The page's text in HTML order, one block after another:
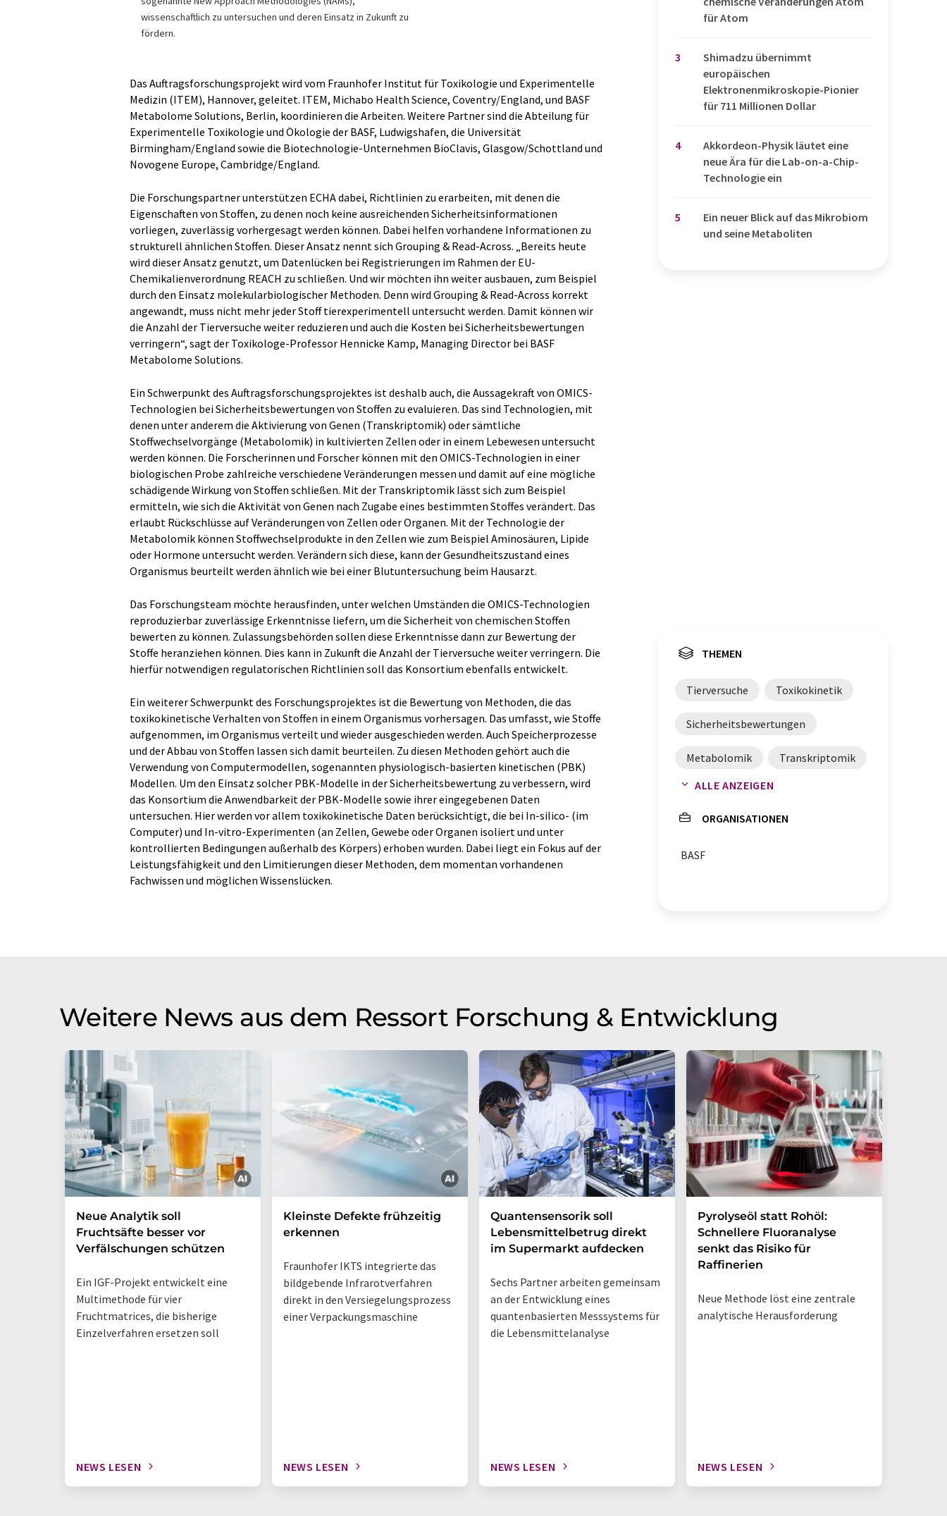
wissenschaftlich zu untersuchen und deren Einsatz in Zukunft zu
fördern.
Das Auftragsforschungsprojekt wird vom Fraunhofer Institut für Toxikologie und Experimentelle
Medizin (ITEM), Hannover, geleitet. ITEM, Michabo Health Science, Coventry/England, und BASF
Metabolome Solutions, Berlin, koordinieren die Arbeiten. Weitere Partner sind die Abteilung für
Experimentelle Toxikologie und Ökologie der BASF, Ludwigshafen, die Universität
Birmingham/England sowie die Biotechnologie-Unternehmen BioClavis, Glasgow/Schottland und
Novogene Europe, Cambridge/England.
Die Forschungspartner unterstützen ECHA dabei, Richtlinien zu erarbeiten, mit denen die
Eigenschaften von Stoffen, zu denen noch keine ausreichenden Sicherheitsinformationen
vorliegen, zuverlässig vorhergesagt werden können. Dabei helfen vorhandene Informationen zu
strukturell ähnlichen Stoffen. Dieser Ansatz nennt sich Grouping & Read-Across. „Bereits heute
wird dieser Ansatz genutzt, um Datenlücken bei Registrierungen im Rahmen der EU-
Chemikalienverordnung REACH zu schließen. Und wir möchten ihn weiter ausbauen, zum Beispiel
durch den Einsatz molekularbiologischer Methoden. Denn wird Grouping & Read-Across korrekt
angewandt, muss nicht mehr jeder Stoff tierexperimentell untersucht werden. Damit können wir
die Anzahl der Tierversuche weiter reduzieren und auch die Kosten bei Sicherheitsbewertungen
verringern“, sagt der Toxikologe-Professor Hennicke Kamp, Managing Director bei BASF
Metabolome Solutions.
Ein Schwerpunkt des Auftragsforschungsprojektes ist deshalb auch, die Aussagekraft von OMICS-
Technologien bei Sicherheitsbewertungen von Stoffen zu evaluieren. Das sind Technologien, mit
denen unter anderem die Aktivierung von Genen (Transkriptomik) oder sämtliche
Stoffwechselvorgänge (Metabolomik) in kultivierten Zellen oder in einem Lebewesen untersucht
werden können. Die Forscherinnen und Forscher können mit den OMICS-Technologien in einer
biologischen Probe zahlreiche verschiedene Veränderungen messen und damit auf eine mögliche
schädigende Wirkung von Stoffen schließen. Mit der Transkriptomik lässt sich zum Beispiel
ermitteln, wie sich die Aktivität von Genen nach Zugabe eines bestimmten Stoffes verändert. Das
erlaubt Rückschlüsse auf Veränderungen von Zellen oder Organen. Mit der Technologie der
Metabolomik können Stoffwechselprodukte in den Zellen wie zum Beispiel Aminosäuren, Lipide
oder Hormone untersucht werden. Verändern sich diese, kann der Gesundheitszustand eines
Organismus beurteilt werden ähnlich wie bei einer Blutuntersuchung beim Hausarzt.
Das Forschungsteam möchte herausfinden, unter welchen Umständen die OMICS-Technologien
reproduzierbar zuverlässige Erkenntnisse liefern, um die Sicherheit von chemischen Stoffen
bewerten zu können. Zulassungsbehörden sollen diese Erkenntnisse dann zur Bewertung der
Stoffe heranziehen können. Dies kann in Zukunft die Anzahl der Tierversuche weiter verringern. Die
hierfür notwendigen regulatorischen Richtlinien soll das Konsortium ebenfalls entwickelt.
Ein weiterer Schwerpunkt des Forschungsprojektes ist die Bewertung von Methoden, die das
toxikokinetische Verhalten von Stoffen in einem Organismus vorhersagen. Das umfasst, wie Stoffe
aufgenommen, im Organismus verteilt und wieder ausgeschieden werden. Auch Speicherprozesse
und der Abbau von Stoffen lassen sich damit beurteilen. Zu diesen Methoden gehört auch die
Verwendung von Computermodellen, sogenannten physiologisch-basierten kinetischen (PBK)
Modellen. Um den Einsatz solcher PBK-Modelle in der Sicherheitsbewertung zu verbessern, wird
das Konsortium die Anwendbarkeit der PBK-Modelle sowie ihrer eingegebenen Daten
untersuchen. Hier werden vor allem toxikokinetische Daten berücksichtigt, die bei In-silico- (im
Computer) und In-vitro-Experimenten (an Zellen, Gewebe oder Organen isoliert und unter
kontrollierten Bedingungen außerhalb des Körpers) erhoben wurden. Dabei liegt ein Fokus auf der
Leistungsfähigkeit und den Limitierungen dieser Methoden, dem momentan vorhandenen
Fachwissen und möglichen Wissenslücken.
für Atom
3
Shimadzu übernimmt
europäischen
Elektronenmikroskopie-Pionier
für 711 Millionen Dollar
4
Akkordeon-Physik läutet eine
neue Ära für die Lab-on-a-Chip-
Technologie ein
5
Ein neuer Blick auf das Mikrobiom
und seine Metaboliten
THEMEN
Tierversuche Toxikokinetik
Sicherheitsbewertungen
Metabolomik Transkriptomik
Chemikaliensicherheit
ALLE ANZEIGEN
ORGANISATIONEN
BASF
Weitere News aus dem Ressort Forschung & Entwicklung
Neue Analytik soll
Fruchtsäfte besser vor
Verfälschungen schützen
Ein IGF-Projekt entwickelt eine
Multimethode für vier
Fruchtmatrices, die bisherige
Einzelverfahren ersetzen soll
NEWS LESEN
Kleinste Defekte frühzeitig
erkennen
Fraunhofer IKTS integrierte das
bildgebende Infrarotverfahren
direkt in den Versiegelungsprozess
einer Verpackungsmaschine
NEWS LESEN
Quantensensorik soll
Lebensmittelbetrug direkt
im Supermarkt aufdecken
Sechs Partner arbeiten gemeinsam
an der Entwicklung eines
quantenbasierten Messsystems für
die Lebensmittelanalyse
NEWS LESEN
Pyrolyseöl statt Rohöl:
Schnellere Fluoranalyse
senkt das Risiko für
Raffinerien
Neue Methode löst eine zentrale
analytische Herausforderung
NEWS LESEN